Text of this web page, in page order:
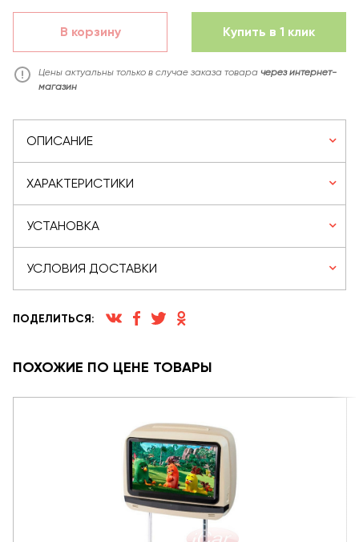
В корзину Купить в 1 клик
Цены актуальны только в случае заказа товара через интернет-
магазин
ОПИСАНИЕ
ХАРАКТЕРИСТИКИ
УСТАНОВКА
УСЛОВИЯ ДОСТАВКИ
ПОДЕЛИТЬСЯ:
ПОХОЖИЕ ПО ЦЕНЕ ТОВАРЫ